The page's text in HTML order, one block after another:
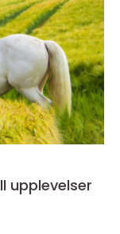
upplevelser